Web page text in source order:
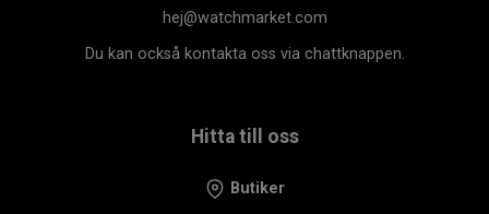
hej@watchmarket.com
Du kan också kontakta oss via chattknappen.
Hitta till oss
Butiker